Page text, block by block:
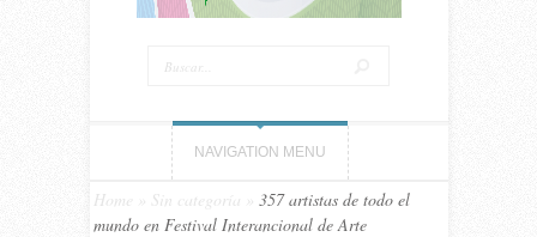
NAVIGATION MENU
Home Sin categoría
357 artistas de todo el
mundo en Festival Interancional de Arte